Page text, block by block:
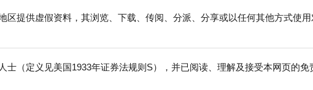
区提供虚假资料，其浏览、下载、传阅、分派、分享或以任何其他方式使
士（定义见美国1933年证券法规则S），并已阅读、理解及接受本网页的免
比亚迪股份